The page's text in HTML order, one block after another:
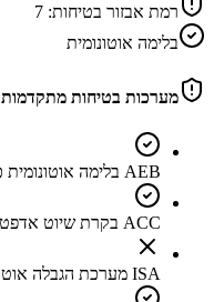
רמת אבזור בטיחות: 7
בלימה אוטונומית
מערכות בטיחות מתקדמות
AEB בלימה אוטונומית כולל זיהוי הולכי רגל ואופניים
ACC בקרת שיוט אדפטיבית כולל עצירה מלאה
ISA מערכת הגבלה אוטומטית למהירות הרכב